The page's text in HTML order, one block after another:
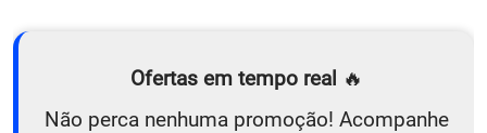
Ofertas em tempo real 🔥
Não perca nenhuma promoção! Acompanhe